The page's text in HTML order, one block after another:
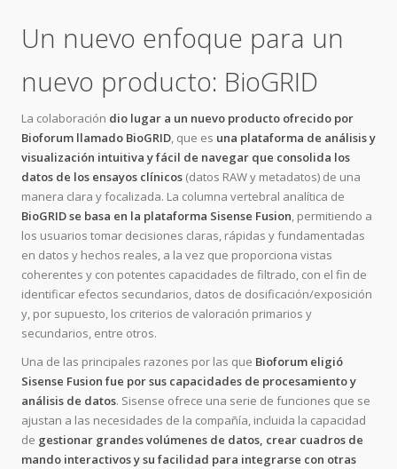
Un nuevo enfoque para un
nuevo producto: BioGRID
La colaboración dio lugar a un nuevo producto ofrecido por
Bioforum llamado BioGRID, que es una plataforma de análisis y
visualización intuitiva y fácil de navegar que consolida los
datos de los ensayos clínicos (datos RAW y metadatos) de una
manera clara y focalizada. La columna vertebral analítica de
BioGRID se basa en la plataforma Sisense Fusion, permitiendo a
los usuarios tomar decisiones claras, rápidas y fundamentadas
en datos y hechos reales, a la vez que proporciona vistas
coherentes y con potentes capacidades de filtrado, con el fin de
identificar efectos secundarios, datos de dosificación/exposición
y, por supuesto, los criterios de valoración primarios y
secundarios, entre otros.
Una de las principales razones por las que Bioforum eligió
Sisense Fusion fue por sus capacidades de procesamiento y
análisis de datos. Sisense ofrece una serie de funciones que se
ajustan a las necesidades de la compañía, incluida la capacidad
de gestionar grandes volúmenes de datos, crear cuadros de
mando interactivos y su facilidad para integrarse con otras